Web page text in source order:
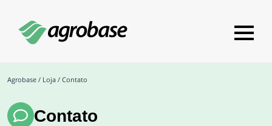
Agrobase / Loja / Contato
Contato